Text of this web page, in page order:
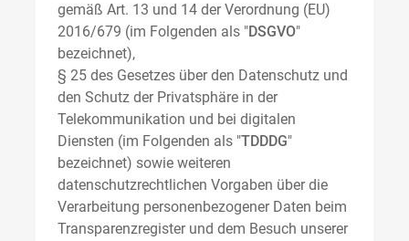
gemäß Art. 13 und 14 der Verordnung (EU)
2016/679 (im Folgenden als "DSGVO"
bezeichnet),
§ 25 des Gesetzes über den Datenschutz und
den Schutz der Privatsphäre in der
Telekommunikation und bei digitalen
Diensten (im Folgenden als "TDDDG"
bezeichnet) sowie weiteren
datenschutzrechtlichen Vorgaben über die
Verarbeitung personenbezogener Daten beim
Transparenzregister und dem Besuch unserer